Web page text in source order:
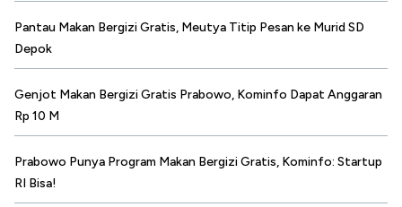
Pantau Makan Bergizi Gratis, Meutya Titip Pesan ke Murid SD
Depok
Genjot Makan Bergizi Gratis Prabowo, Kominfo Dapat Anggaran
Rp 10 M
Prabowo Punya Program Makan Bergizi Gratis, Kominfo: Startup
RI Bisa!